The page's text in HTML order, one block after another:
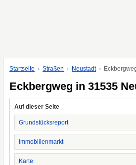
Startseite Straßen Neustadt
Eckbergweg in 31535
Auf dieser Seite
Grundstücksreport
Immobilienmarkt
Karte